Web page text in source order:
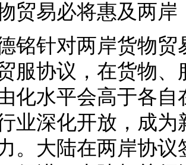
易必将惠及两岸
针对两岸货物贸
服协议，在货物
化水平会高于各
业深化开放，成
。大陆在两岸协